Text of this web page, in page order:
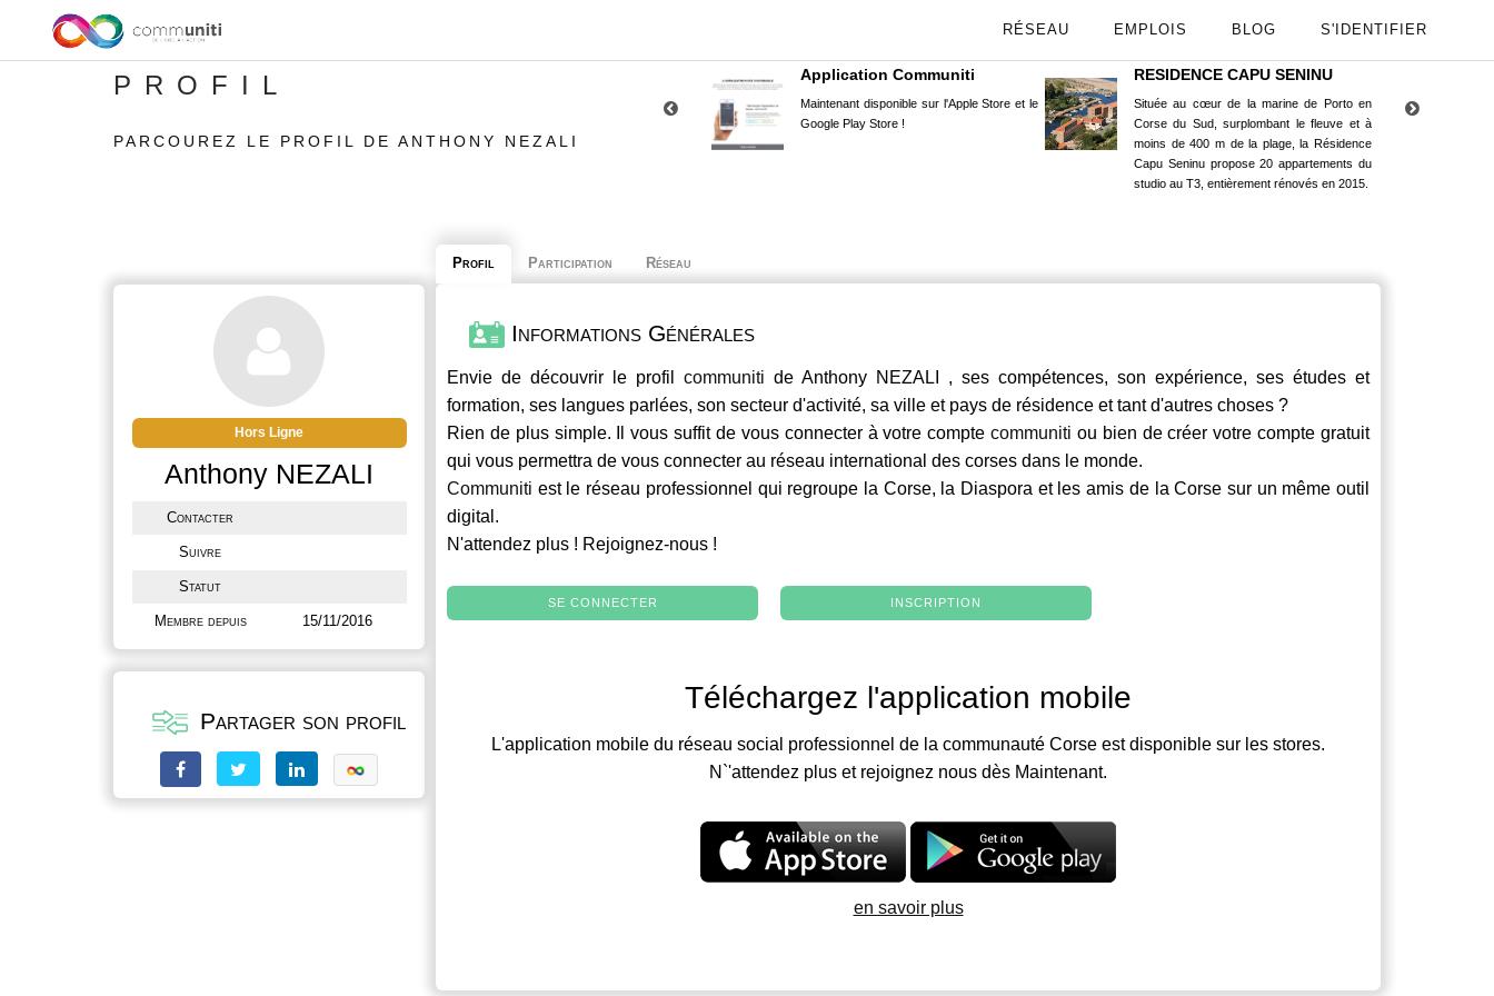
RÉSEAU EMPLOIS BLOG S'IDENTIFIER
PROFIL
PARCOUREZ LE PROFIL DE ANTHONY NEZALI
Application Communiti
Maintenant disponible sur l'Apple Store et le
Google Play Store !
RESIDENCE CAPU SENINU
Située au cœur de la marine de Porto en
Corse du Sud, surplombant le fleuve et à
moins de 400 m de la plage, la Résidence
Capu Seninu propose 20 appartements du
studio au T3, entièrement rénovés en 2015.
Hors Ligne
Anthony NEZALI
Contacter
Suivre
Statut
Membre depuis 15/11/2016
Partager son profil
Profil Participation Réseau
Informations Générales
Envie de découvrir le profil communiti de Anthony NEZALI , ses compétences, son expérience, ses études et
formation, ses langues parlées, son secteur d'activité, sa ville et pays de résidence et tant d'autres choses ?
Rien de plus simple. Il vous suffit de vous connecter à votre comptecommuniti ou bien de créer votre compte gratuit
qui vous permettra de vous connecter au réseau international des corses dans le monde.
Communiti est le réseau professionnel qui regroupe la Corse, la Diaspora et les amis de la Corse sur un même outil
digital.
N'attendez plus ! Rejoignez-nous !
SE CONNECTER INSCRIPTION
Téléchargez l'application mobile
L'application mobile du réseau social professionnel de la communauté Corse est disponible sur les stores.
N`'attendez plus et rejoignez nous dès Maintenant.
en savoir plus